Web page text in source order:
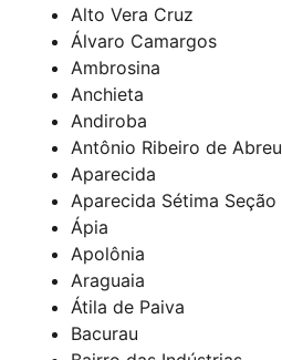
Alto Vera Cruz
Álvaro Camargos
Ambrosina
Anchieta
Andiroba
Antônio Ribeiro de Abreu
Aparecida
Aparecida Sétima Seção
Ápia
Apolônia
Araguaia
Átila de Paiva
Bacurau